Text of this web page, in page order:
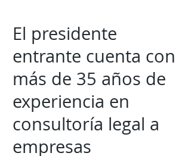
El presidente
entrante cuenta con
más de 35 años de
experiencia en
consultoría legal a
empresas